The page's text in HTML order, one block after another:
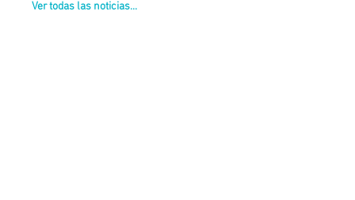
Ver todas las noticias...